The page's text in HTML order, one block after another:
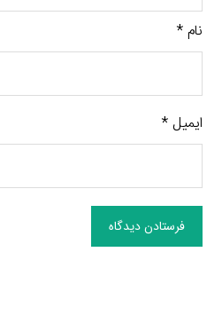
نام*
ایمیل*
فرستادن دیدگاه